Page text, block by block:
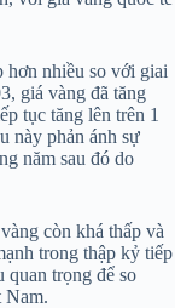
hơn nhiều so với giai
giá vàng đã tăng
tục tăng lên trên 1
này phản ánh sự
năm sau đó do
còn khá thấp và
trong thập kỷ tiếp
quan trọng để so
Nam.